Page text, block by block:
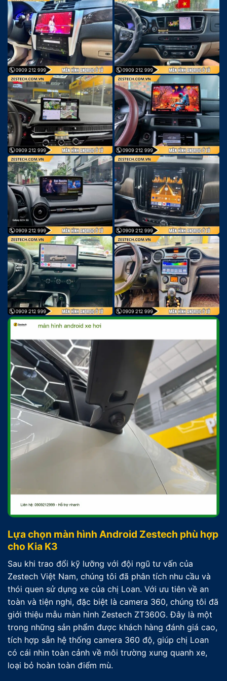
Lựa chọn màn hình Android Zestech phù hợp
cho Kia K3
Sau khi trao đổi kỹ lưỡng với đội ngũ tư vấn của
Zestech Việt Nam, chúng tôi đã phân tích nhu cầu và
thói quen sử dụng xe của chị Loan. Với ưu tiên về an
toàn và tiện nghi, đặc biệt là camera 360, chúng tôi đã
giới thiệu mẫu màn hình Zestech ZT360G. Đây là một
trong những sản phẩm được khách hàng đánh giá cao,
tích hợp sẵn hệ thống camera 360 độ, giúp chị Loan
có cái nhìn toàn cảnh về môi trường xung quanh xe,
loại bỏ hoàn toàn điểm mù.